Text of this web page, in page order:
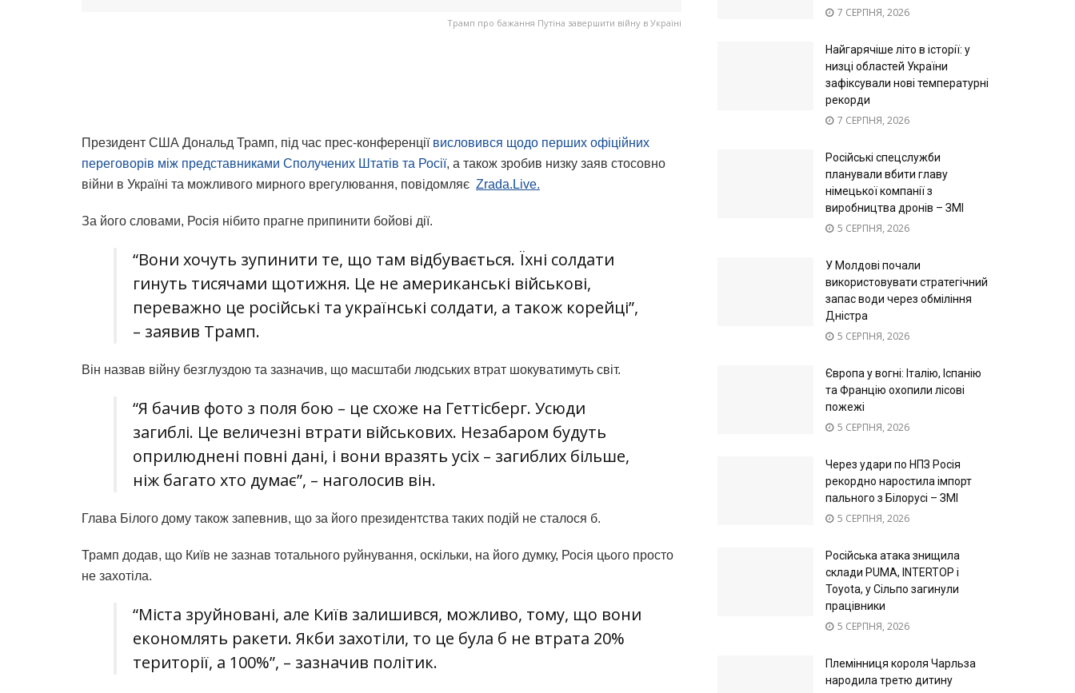
Трамп про бажання Путіна завершити війну в Україні
Президент США Дональд Трамп, під час прес-конференціївисловився щодо перших офіційних
переговорів між представниками Сполучених Штатів та Росії, а також зробив низку заяв стосовно
війни в Україні та можливого мирного врегулювання, повідомляє Zrada.Live.
За його словами, Росія нібито прагне припинити бойові дії.
“Вони хочуть зупинити те, що там відбувається. Їхні солдати
гинуть тисячами щотижня. Це не американські військові,
переважно це російські та українські солдати, а також корейці”,
– заявив Трамп.
Він назвав війну безглуздою та зазначив, що масштаби людських втрат шокуватимуть світ.
“Я бачив фото з поля бою – це схоже на Геттісберг. Усюди
загиблі. Це величезні втрати військових. Незабаром будуть
оприлюднені повні дані, і вони вразять усіх – загиблих більше,
ніж багато хто думає”, – наголосив він.
Глава Білого дому також запевнив, що за його президентства таких подій не сталося б.
Трамп додав, що Київ не зазнав тотального руйнування, оскільки, на його думку, Росія цього просто
не захотіла.
“Міста зруйновані, але Київ залишився, можливо, тому, що вони
економлять ракети. Якби захотіли, то це була б не втрата 20%
території, а 100%”, – зазначив політик.
7 СЕРПНЯ, 2026
Найгарячіше літо в історії: у
низці областей України
зафіксували нові температурні
рекорди
7 СЕРПНЯ, 2026
Російські спецслужби
планували вбити главу
німецької компанії з
виробництва дронів – ЗМІ
5 СЕРПНЯ, 2026
У Молдові почали
використовувати стратегічний
запас води через обміління
Дністра
5 СЕРПНЯ, 2026
Європа у вогні: Італію, Іспанію
та Францію охопили лісові
пожежі
5 СЕРПНЯ, 2026
Через удари по НПЗ Росія
рекордно наростила імпорт
пального з Білорусі – ЗМІ
5 СЕРПНЯ, 2026
Російська атака знищила
склади PUMA, INTERTOP і
Toyota, у Сільпо загинули
працівники
5 СЕРПНЯ, 2026
Племінниця короля Чарльза
народила третю дитину